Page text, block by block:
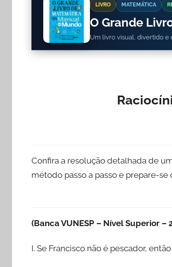
LIVRO MATEMÁTICA
O Grande
Um livro visual, divertido
Confira a resolução detalhada de
método passo a passo e prepare-se
(Banca VUNESP – Nível Superior –
I. Se Francisco não é pescador,